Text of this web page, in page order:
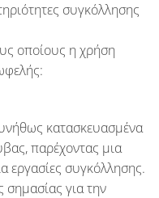
συγκόλλησης
οποίους η χρήση
κατασκευασμένα
παρέχοντας μια
εργασίες συγκόλλησης.
σημασίας για την